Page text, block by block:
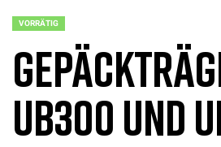
VORRÄTIG
UB300 und